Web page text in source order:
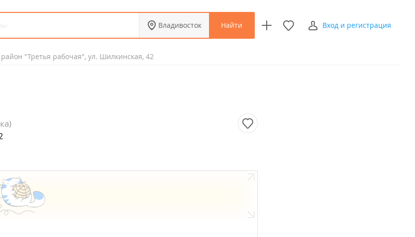
Владивосток Найти Вход и регистрация
район "Третья рабочая", ул. Шилкинская, 42